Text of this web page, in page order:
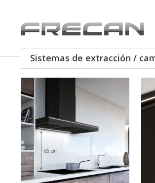
Sistemas de extracción /